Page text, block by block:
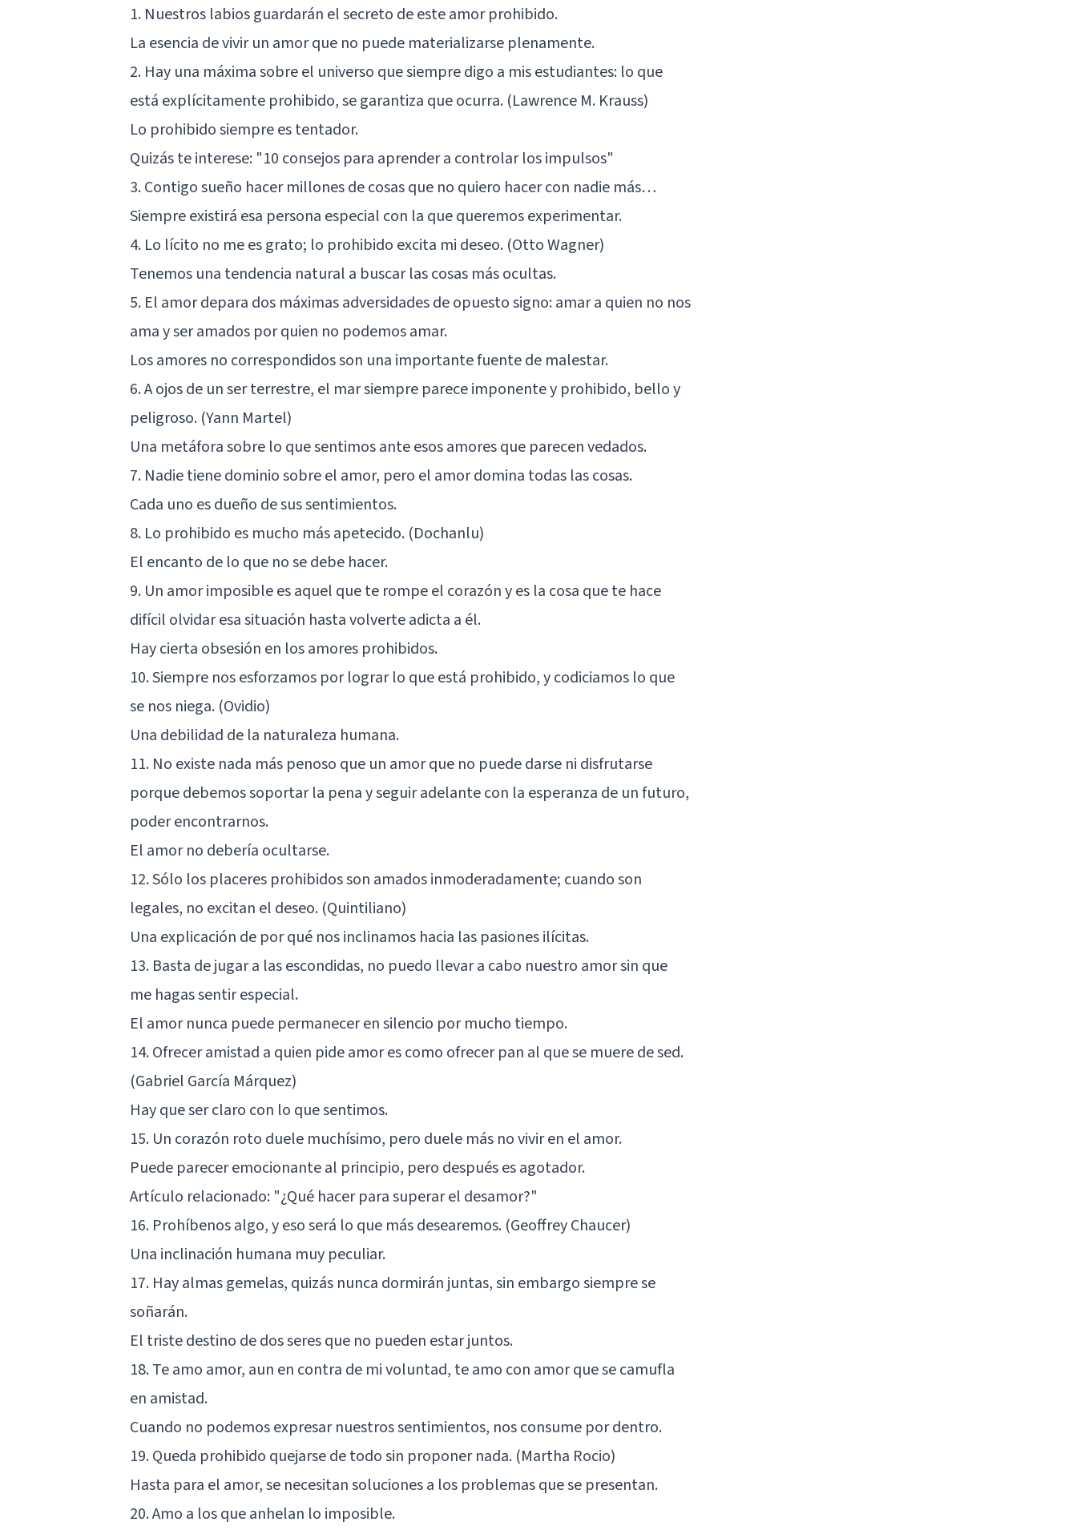
1. Nuestros labios guardarán el secreto de este amor prohibido.
La esencia de vivir un amor que no puede materializarse plenamente.
2. Hay una máxima sobre el universo que siempre digo a mis estudiantes: lo que
está explícitamente prohibido, se garantiza que ocurra. (Lawrence M. Krauss)
Lo prohibido siempre es tentador.
Quizás te interese: "10 consejos para aprender a controlar los impulsos"
3. Contigo sueño hacer millones de cosas que no quiero hacer con nadie más…
Siempre existirá esa persona especial con la que queremos experimentar.
4. Lo lícito no me es grato; lo prohibido excita mi deseo. (Otto Wagner)
Tenemos una tendencia natural a buscar las cosas más ocultas.
5. El amor depara dos máximas adversidades de opuesto signo: amar a quien no nos
ama y ser amados por quien no podemos amar.
Los amores no correspondidos son una importante fuente de malestar.
6. A ojos de un ser terrestre, el mar siempre parece imponente y prohibido, bello y
peligroso. (Yann Martel)
Una metáfora sobre lo que sentimos ante esos amores que parecen vedados.
7. Nadie tiene dominio sobre el amor, pero el amor domina todas las cosas.
Cada uno es dueño de sus sentimientos.
8. Lo prohibido es mucho más apetecido. (Dochanlu)
El encanto de lo que no se debe hacer.
9. Un amor imposible es aquel que te rompe el corazón y es la cosa que te hace
difícil olvidar esa situación hasta volverte adicta a él.
Hay cierta obsesión en los amores prohibidos.
10. Siempre nos esforzamos por lograr lo que está prohibido, y codiciamos lo que
se nos niega. (Ovidio)
Una debilidad de la naturaleza humana.
11. No existe nada más penoso que un amor que no puede darse ni disfrutarse
porque debemos soportar la pena y seguir adelante con la esperanza de un futuro,
poder encontrarnos.
El amor no debería ocultarse.
12. Sólo los placeres prohibidos son amados inmoderadamente; cuando son
legales, no excitan el deseo. (Quintiliano)
Una explicación de por qué nos inclinamos hacia las pasiones ilícitas.
13. Basta de jugar a las escondidas, no puedo llevar a cabo nuestro amor sin que
me hagas sentir especial.
El amor nunca puede permanecer en silencio por mucho tiempo.
14. Ofrecer amistad a quien pide amor es como ofrecer pan al que se muere de sed.
(Gabriel García Márquez)
Hay que ser claro con lo que sentimos.
15. Un corazón roto duele muchísimo, pero duele más no vivir en el amor.
Puede parecer emocionante al principio, pero después es agotador.
Artículo relacionado: "¿Qué hacer para superar el desamor?"
16. Prohíbenos algo, y eso será lo que más desearemos. (Geoffrey Chaucer)
Una inclinación humana muy peculiar.
17. Hay almas gemelas, quizás nunca dormirán juntas, sin embargo siempre se
soñarán.
El triste destino de dos seres que no pueden estar juntos.
18. Te amo amor, aun en contra de mi voluntad, te amo con amor que se camufla
en amistad.
Cuando no podemos expresar nuestros sentimientos, nos consume por dentro.
19. Queda prohibido quejarse de todo sin proponer nada. (Martha Rocio)
Hasta para el amor, se necesitan soluciones a los problemas que se presentan.
20. Amo a los que anhelan lo imposible.